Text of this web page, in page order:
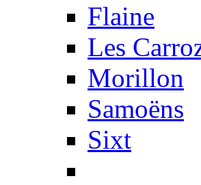
Flaine
Les
Morillon
Samoëns
Sixt